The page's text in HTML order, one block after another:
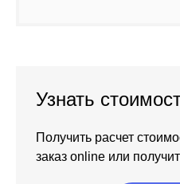
Узнать
Получить расчет
заказ online или